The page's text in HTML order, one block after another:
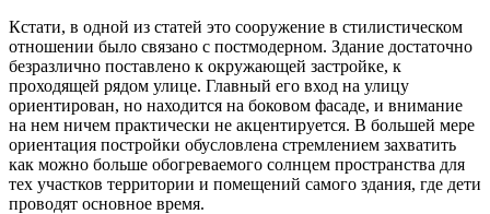
Кстати, в одной из статей это сооружение в стилистическом
отношении было связано с постмодерном. Здание достаточно
безразлично поставлено к окружающей застройке, к
проходящей рядом улице. Главный его вход на улицу
ориентирован, но находится на боковом фасаде, и внимание
на нем ничем практически не акцентируется. В большей мере
ориентация постройки обусловлена стремлением захватить
как можно больше обогреваемого солнцем пространства для
тех участков территории и помещений самого здания, где дети
проводят основное время.